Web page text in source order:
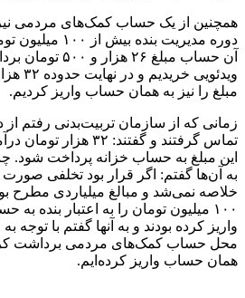
همچنین از یک حساب کمک‌های مردمی نیز
دوره مدیریت
آن حساب مبلغ ۲۶
مبلغ را نیز به همان حساب واریز کردیم.
زمانی که از سازمان تربیت‌بدنی رفتم از
تماس گرفتند و گفتند: ۳۲
این مبلغ به حساب خزانه پرداخت شود.
خلاصه نمی‌شد و مبالغ میلیاردی مطرح
۱۰۰ میلیون تومان را به اعتبار
واریز کرده بودند و به آنها گفتم با توجه
محل حساب کمک‌های مردمی برداشت
همان حساب واریز کرده‌ایم.